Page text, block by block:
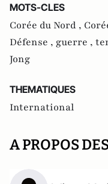
MOTS-CLES
Corée du Nord ,
Défense , guerre ,
Jong
THEMATIQUES
International
A PROPOS